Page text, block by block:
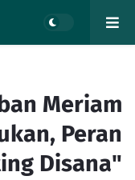
Meriam
Peran
Disana"